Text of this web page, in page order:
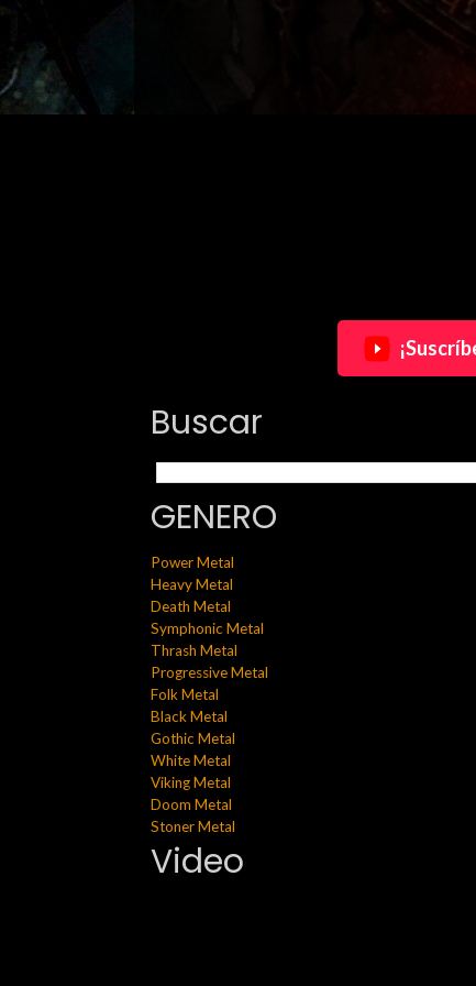
Buscar
GENERO
Power Metal
Heavy Metal
Death Metal
Symphonic Metal
Thrash Metal
Progressive Metal
Folk Metal
Black Metal
Gothic Metal
White Metal
Viking Metal
Doom Metal
Stoner Metal
Video